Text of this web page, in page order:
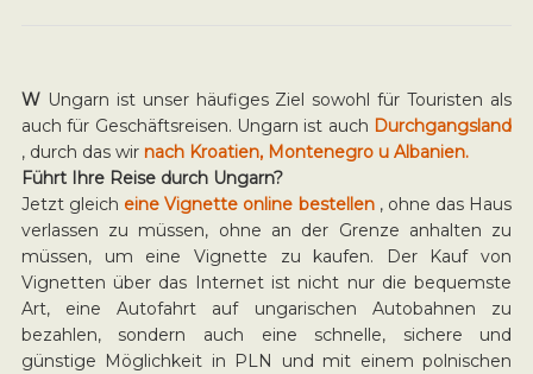
W Ungarn ist unser häufiges Ziel sowohl für Touristen als
auch für Geschäftsreisen. Ungarn ist auch Durchgangsland
, durch das wir nach Kroatien, Montenegro u Albanien.
Führt Ihre Reise durch Ungarn?
Jetzt gleich eine Vignette online bestellen , ohne das Haus
verlassen zu müssen, ohne an der Grenze anhalten zu
müssen, um eine Vignette zu kaufen. Der Kauf von
Vignetten über das Internet ist nicht nur die bequemste
Art, eine Autofahrt auf ungarischen Autobahnen zu
bezahlen, sondern auch eine schnelle, sichere und
günstige Möglichkeit in PLN und mit einem polnischen